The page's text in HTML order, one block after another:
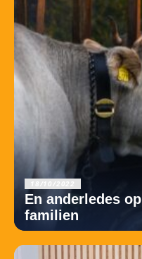
18/10/2022
En anderledes
familien